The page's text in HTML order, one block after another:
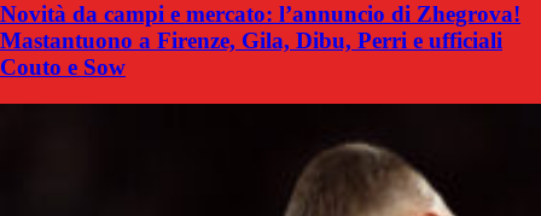
Novità da campi e mercato: l’annuncio di Zhegrova!
Mastantuono a Firenze, Gila, Dibu, Perri e ufficiali
Couto e Sow